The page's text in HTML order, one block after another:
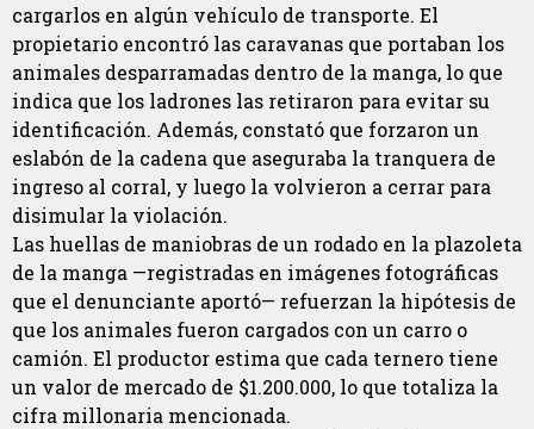
cargarlos en algún vehículo de transporte. El
propietario encontró las caravanas que portaban los
animales desparramadas dentro de la manga, lo que
indica que los ladrones las retiraron para evitar su
identificación. Además, constató que forzaron un
eslabón de la cadena que aseguraba la tranquera de
ingreso al corral, y luego la volvieron a cerrar para
disimular la violación.
Las huellas de maniobras de un rodado en la plazoleta
de la manga —registradas en imágenes fotográficas
que el denunciante aportó— refuerzan la hipótesis de
que los animales fueron cargados con un carro o
camión. El productor estima que cada ternero tiene
un valor de mercado de $1.200.000, lo que totaliza la
cifra millonaria mencionada.